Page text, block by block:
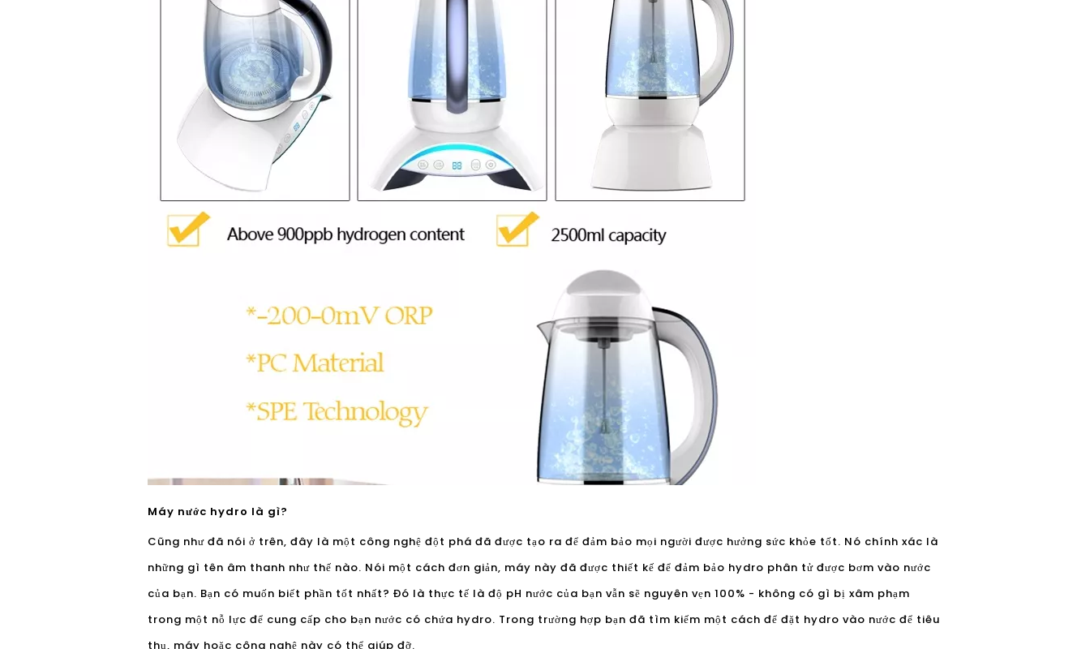
Máy nước hydro là gì?
Cũng như đã nói ở trên, đây là một công nghệ đột phá đã được tạo ra để đảm bảo mọi người được hưởng sức khỏe tốt. Nó chính xác là
những gì tên âm thanh như thế nào. Nói một cách đơn giản, máy này đã được thiết kế để đảm bảo hydro phân tử được bơm vào nước
của bạn. Bạn có muốn biết phần tốt nhất? Đó là thực tế là độ pH nước của bạn vẫn sẽ nguyên vẹn 100% - không có gì bị xâm phạm
trong một nỗ lực để cung cấp cho bạn nước có chứa hydro. Trong trường hợp bạn đã tìm kiếm một cách để đặt hydro vào nước để tiêu
thụ, máy hoặc công nghệ này có thể giúp đỡ.